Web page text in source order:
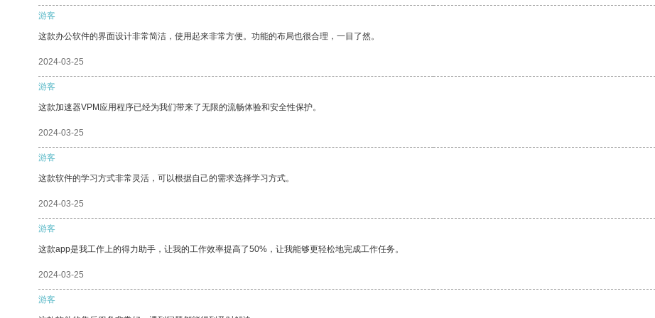
游客
这款办公软件的界面设计非常简洁，使用起来非常方便。功能的布局也很合理，一目了然。
2024-03-25
游客
这款加速器VPM应用程序已经为我们带来了无限的流畅体验和安全性保护。
2024-03-25
游客
这款软件的学习方式非常灵活，可以根据自己的需求选择学习方式。
2024-03-25
游客
这款app是我工作上的得力助手，让我的工作效率提高了50%，让我能够更轻松地完成工作任务。
2024-03-25
游客